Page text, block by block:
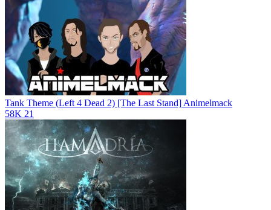
Tank Theme (Left 4 Dead 2) [The Last Stand] Animelmack
58K 21